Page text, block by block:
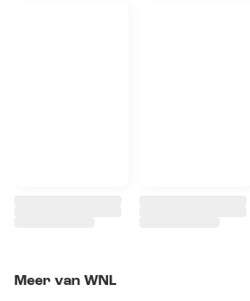
Meer van WNL